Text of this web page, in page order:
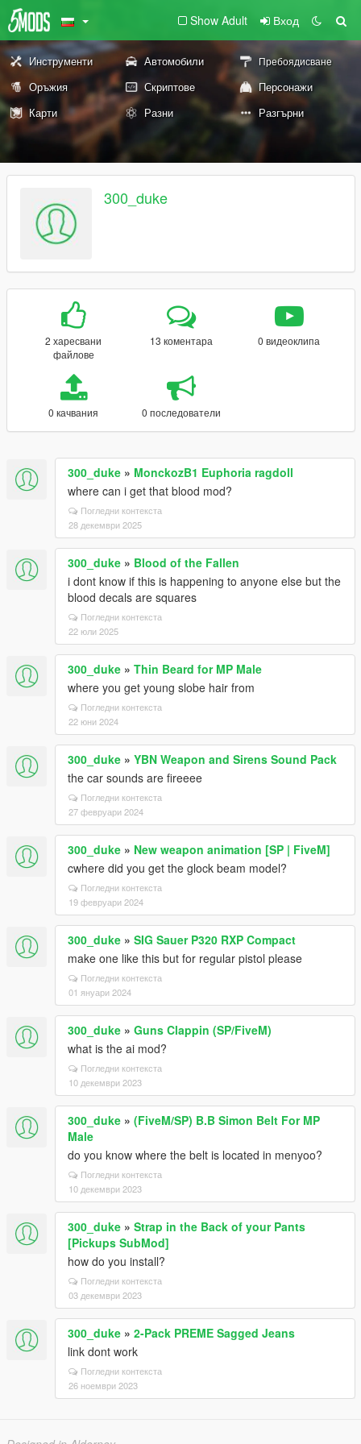
Show Adult Вход
Инструменти Автомобили Пребоядисване
Оръжия Скриптове
Персонажи
Карти
Разни Разгърни
300_duke
2 харесвани
файлове
13 коментара 0 видеоклипа
0 качвания 0 последователи
300_duke » MonckozB1 Euphoria ragdoll
where can i get that blood mod?
Погледни контекста
28 декември 2025
300_duke » Blood of the Fallen
i dont know if this is happening to anyone else but the
blood decals are squares
Погледни контекста
22 юли 2025
300_duke » Thin Beard for MP Male
where you get young slobe hair from
Погледни контекста
22 юни 2024
300_duke » YBN Weapon and Sirens Sound Pack
the car sounds are fireeee
Погледни контекста
27 февруари 2024
300_duke » New weapon animation [SP | FiveM]
cwhere did you get the glock beam model?
Погледни контекста
19 февруари 2024
300_duke » SIG Sauer P320 RXP Compact
make one like this but for regular pistol please
Погледни контекста
01 януари 2024
300_duke » Guns Clappin (SP/FiveM)
what is the ai mod?
Погледни контекста
10 декември 2023
300_duke » (FiveM/SP) B.B Simon Belt For MP
Male
do you know where the belt is located in menyoo?
Погледни контекста
10 декември 2023
300_duke » Strap in the Back of your Pants
[Pickups SubMod]
how do you install?
Погледни контекста
03 декември 2023
300_duke » 2-Pack PREME Sagged Jeans
link dont work
Погледни контекста
26 ноември 2023